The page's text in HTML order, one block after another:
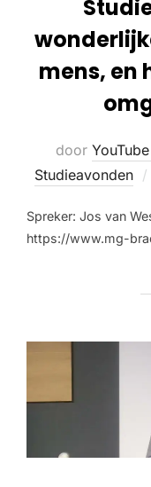
mens, en
door
Studieavonden
Spreker: Jos van
https://www.mg-